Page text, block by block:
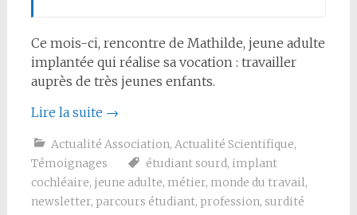
Ce mois-ci, rencontre de Mathilde, jeune adulte
implantée qui réalise sa vocation : travailler
auprès de très jeunes enfants.
Lire la suite →
Actualité Association, Actualité Scientifique,
Témoignages
étudiant sourd, implant
cochléaire, jeune adulte, métier, monde du travail,
newsletter, parcours étudiant, profession, surdité